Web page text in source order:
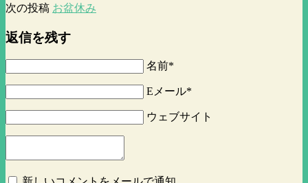
次の投稿 お盆休み
返信を残す
名前*
Eメール*
ウェブサイト